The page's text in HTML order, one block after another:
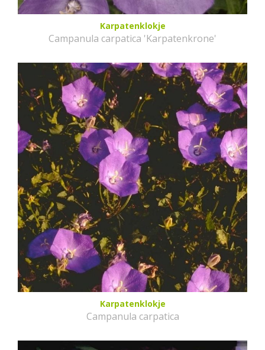
Karpatenklokje
Campanula carpatica 'Karpatenkrone'
Karpatenklokje
Campanula carpatica